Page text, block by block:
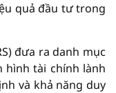
quả đầu tư trong
đưa ra danh mục
hình tài chính lành
và khả năng duy